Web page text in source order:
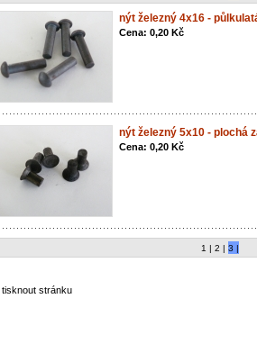
nýt železný 4x16 -
Cena: 0,20 Kč
nýt železný 5x10 - plochá
Cena: 0,20 Kč
1 | 2 | 3 |
tisknout stránku